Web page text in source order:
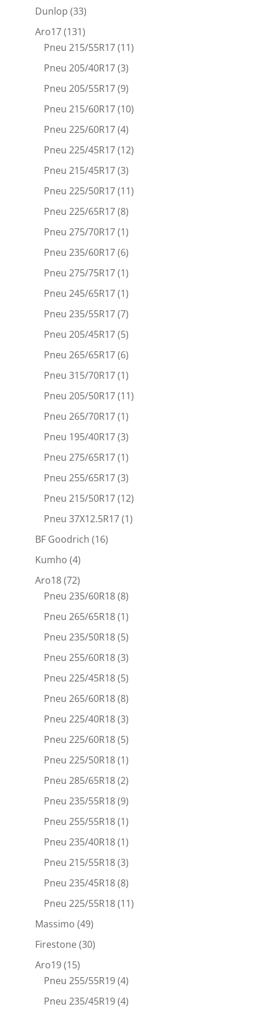
Dunlop (33)
Aro17(131)
Pneu 215/55R17(11)
Pneu 205/40R17(3)
Pneu 205/55R17(9)
Pneu 215/60R17(10)
Pneu 225/60R17(4)
Pneu 225/45R17(12)
Pneu 215/45R17(3)
Pneu 225/50R17(11)
Pneu 225/65R17(8)
Pneu 275/70R17(1)
Pneu 235/60R17(6)
Pneu 275/75R17(1)
Pneu 245/65R17(1)
Pneu 235/55R17(7)
Pneu 205/45R17(5)
Pneu 265/65R17(6)
Pneu 315/70R17(1)
Pneu 205/50R17(11)
Pneu 265/70R17(1)
Pneu 195/40R17(3)
Pneu 275/65R17(1)
Pneu 255/65R17(3)
Pneu 215/50R17(12)
Pneu 37X12.5R17(1)
BF Goodrich (16)
Kumho (4)
Aro18(72)
Pneu 235/60R18(8)
Pneu 265/65R18(1)
Pneu 235/50R18(5)
Pneu 255/60R18(3)
Pneu 225/45R18(5)
Pneu 265/60R18(8)
Pneu 225/40R18(3)
Pneu 225/60R18(5)
Pneu 225/50R18(1)
Pneu 285/65R18(2)
Pneu 235/55R18(9)
Pneu 255/55R18(1)
Pneu 235/40R18(1)
Pneu 215/55R18(3)
Pneu 235/45R18(8)
Pneu 225/55R18(11)
Massimo (49)
Firestone(30)
Aro19(15)
Pneu 255/55R19(4)
Pneu 235/45R19(4)